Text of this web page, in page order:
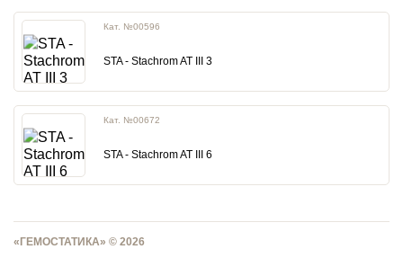
Кат. №00596
STA - Stachrom AT III 3
Кат. №00672
STA - Stachrom AT III 6
«ГЕМОСТАТИКА» © 2026